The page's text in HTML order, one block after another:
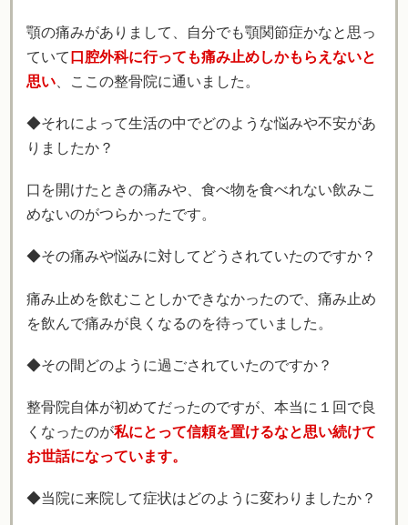
顎の痛みがありまして、自分でも顎関節症かなと思っ
ていて 口腔外科に行っても痛み止めしかもらえないと
思い 、ここの整骨院に通いました。
◆それによって生活の中でどのような悩みや不安があ
りましたか？
口を開けたときの痛みや、食べ物を食べれない飲みこ
めないのがつらかったです。
◆その痛みや悩みに対してどうされていたのですか？
痛み止めを飲むことしかできなかったので、痛み止め
を飲んで痛みが良くなるのを待っていました。
◆その間どのように過ごされていたのですか？
整骨院自体が初めてだったのですが、本当に１回で良
くなったのが私にとって信頼を置けるなと思い続けて
お世話になっています。
◆当院に来院して症状はどのように変わりましたか？